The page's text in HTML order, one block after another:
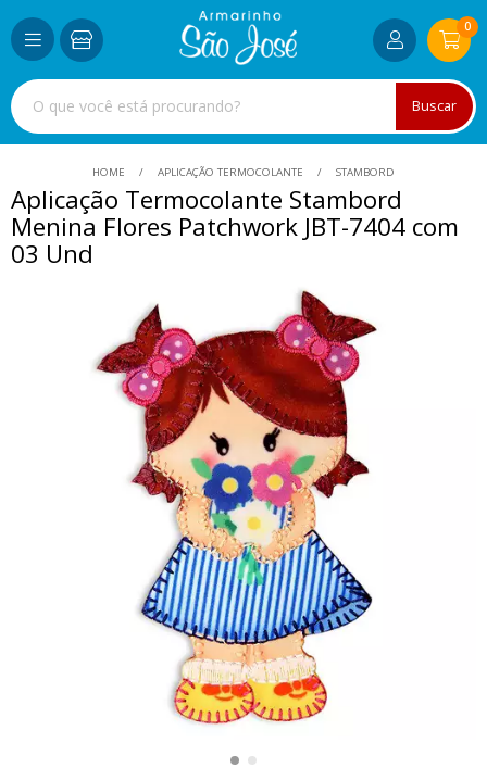
Buscar
0
HOME APLICAÇÃO TERMOCOLANTE STAMBORD
Aplicação Termocolante Stambord
Menina Flores Patchwork JBT-7404 com
03 Und